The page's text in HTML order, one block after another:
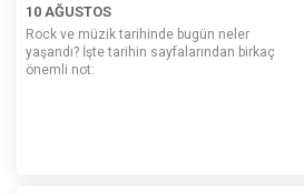
10 AĞUSTOS
Rock ve müzik tarihinde bugün neler
yaşandı? İşte tarihin sayfalarından birkaç
önemli not: